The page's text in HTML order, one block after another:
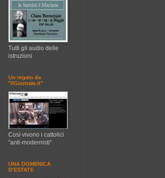
Tutti gli audio delle
istruzioni
Un regalo da
"ilGiornale.it"
Così vivono i cattolici
"anti-modernisti"
UNA DOMENICA
D'ESTATE